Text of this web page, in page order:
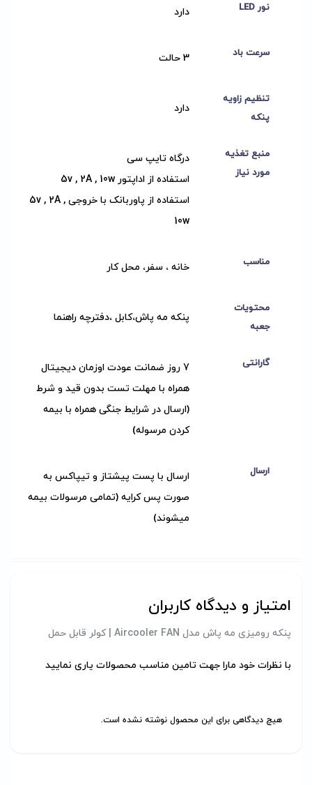
نور LED دارد
سرعت باد 3 حالت
تنظیم زاویه
پنکه
دارد
منبع تغذیه
مورد نیاز
درگاه تایپ سی
استفاده از اداپتور 5v , 2A , 10w
استفاده از پاوربانک با خروجی 5v , 2A ,
10w
مناسب خانه ، سفر، محل کار
محتویات
جعبه
پنکه مه پاش،کابل ،دفترچه راهنما
گارانتی
7 روز ضمانت عودت اوزمان دیجیتال
همراه با مهلت تست بدون قید و شرط
(ارسال در شرایط جنگی همراه با بیمه
کردن مرسوله)
ارسال
ارسال با پست پیشتاز و تیپاکس به
صورت پس کرایه (تمامی مرسولات بیمه
میشوند)
امتیاز و دیدگاه کاربران
پنکه رومیزی مه پاش مدل Aircooler FAN | کولر قابل حمل
با نظرات خود مارا جهت تامین مناسب محصولات یاری نمایید
هیچ دیدگاهی برای این محصول نوشته نشده است.